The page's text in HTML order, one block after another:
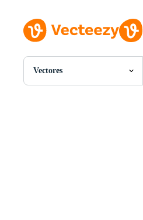
Vectores
Todas Imágenes